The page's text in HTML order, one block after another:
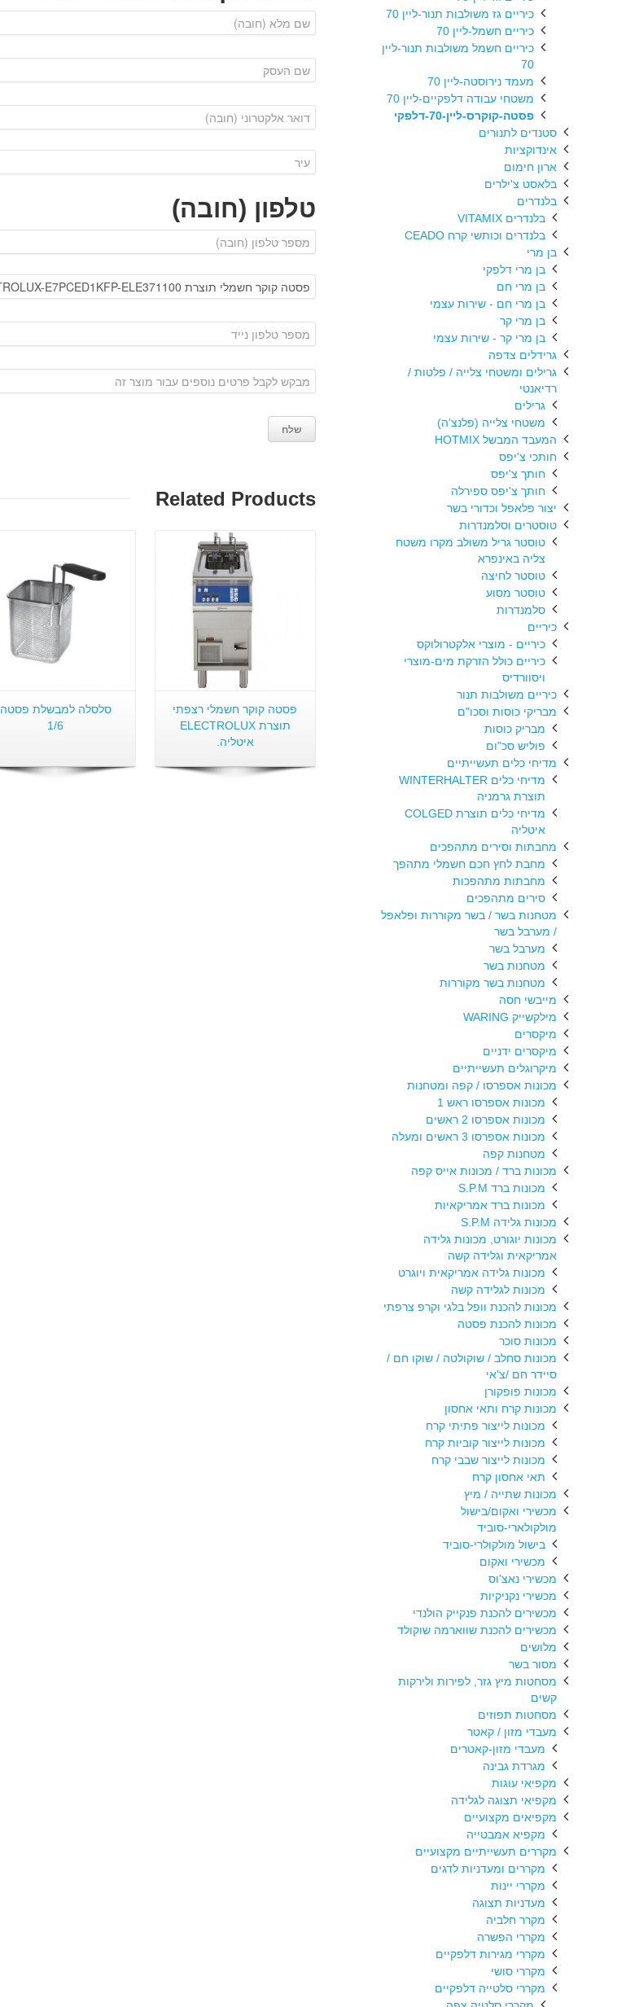
טלפון (חובה)
Related Products
סלסלה למבשלת פסטה
1/6
פרטים:
פסטה קוקר חשמלי רצפתי
תוצרת ELECTROLUX
איטליה.
כיריים גז משולבות תנור-ליין 70
כיריים חשמל-ליין 70
כיריים חשמל משולבות תנור-ליין
70
מעמד נירוסטה-ליין 70
משטחי עבודה דלפקיים-ליין 70
פסטה-קוקרס-ליין-70-דלפקי
סטנדים לתנורים
אינדוקציות
ארון חימום
בלאסט צ'ילרים
בלנדרים
בלנדרים VITAMIX
בלנדרים וכותשי קרח CEADO
בן מרי
בן מרי דלפקי
בן מרי חם
בן מרי חם - שירות עצמי
בן מרי קר
בן מרי קר - שירות עצמי
גרידלים צדפה
גרילים ומשטחי צלייה / פלטות /
רדיאנטי
גרילים
משטחי צלייה (פלנצ'ה)
המעבד המבשל HOTMIX
חותכי צ'יפס
חותך צ'יפס
חותך צ'יפס ספירלה
יצור פלאפל וכדורי בשר
טוסטרים וסלמנדרות
טוסטר גריל משולב מקרו משטח
צליה באינפרא
טוסטר לחיצה
טוסטר מסוע
סלמנדרות
כיריים
כיריים - מוצרי אלקטרולוקס
כיריים כולל הזרקת מים-מוצרי
ויסוורדיס
כיריים משולבות תנור
מבריקי כוסות וסכו"ם
מבריק כוסות
פוליש סכ"ום
מדיחי כלים תעשייתיים
מדיחי כלים WINTERHALTER
תוצרת גרמניה
מדיחי כלים תוצרת COLGED
איטליה
מחבתות וסירים מתהפכים
מחבת לחץ חכם חשמלי מתהפך
מחבתות מתהפכות
סירים מתהפכים
מטחנות בשר / בשר מקוררות ופלאפל
/ מערבל בשר
מערבל בשר
מטחנות בשר
מטחנות בשר מקוררות
מייבשי חסה
מילקשייק WARING
מיקסרים
מיקסרים ידניים
מיקרוגלים תעשייתיים
מכונות אספרסו / קפה ומטחנות
מכונות אספרסו ראש 1
מכונות אספרסו 2 ראשים
מכונות אספרסו 3 ראשים ומעלה
מטחנות קפה
מכונות ברד / מכונות אייס קפה
מכונות ברד S.P.M
מכונות ברד אמריקאיות
מכונות גלידה S.P.M
מכונות יוגורט, מכונות גלידה
אמריקאית וגלידה קשה
מכונות גלידה אמריקאית ויוגרט
מכונות לגלידה קשה
מכונות להכנת וופל בלגי וקרפ צרפתי
מכונות להכנת פסטה
מכונות סוכר
מכונות סחלב / שוקולטה / שוקו חם /
סיידר חם /צ'אי
מכונות פופקורן
מכונות קרח ותאי אחסון
מכונות לייצור פתיתי קרח
מכונות לייצור קוביות קרח
מכונות לייצור שבבי קרח
תאי אחסון קרח
מכונות שתייה / מיץ
מכשירי ואקום/בישול
מולקולארי-סוביד
בישול מולקולרי-סוביד
מכשירי ואקום
מכשירי נאצ'וס
מכשירי נקניקיות
מכשירים להכנת פנקייק הולנדי
מכשירים להכנת שווארמה שוקולד
מלושים
מסור בשר
מסחטות מיץ גזר, לפירות ולירקות
קשים
מסחטות תפוזים
מעבדי מזון / קאטר
מעבדי מזון-קאטרים
מגרדת גבינה
מקפיאי עוגות
מקפיאי תצוגה לגלידה
מקפיאים מקצועיים
מקפיא אמבטייה
מקררים תעשייתיים מקצועיים
מקררים ומעדניות לדגים
מקררי יינות
מעדניות תצוגה
מקרר חלביה
מקררי הפשרה
מקררי מגירות דלפקיים
מקררי סושי
מקררי סלטייה דלפקיים